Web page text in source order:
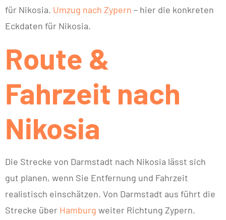
für Nikosia. Umzug nach Zypern – hier die konkreten
Eckdaten für Nikosia.
Route &
Fahrzeit nach
Nikosia
Die Strecke von Darmstadt nach Nikosia lässt sich
gut planen, wenn Sie Entfernung und Fahrzeit
realistisch einschätzen. Von Darmstadt aus führt die
Strecke über Hamburg weiter Richtung Zypern.